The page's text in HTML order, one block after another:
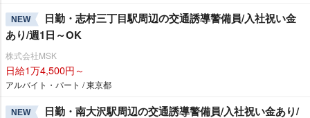
NEW
日勤・志村三丁目駅周辺の交通誘導警備員/入社祝い金
あり/週1日～OK
株式会社MSK
日給1万4,500円～
アルバイト・パート / 東京都
NEW
日勤・南大沢駅周辺の交通誘導警備員/入社祝い金あり/